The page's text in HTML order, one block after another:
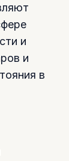
и
и
в